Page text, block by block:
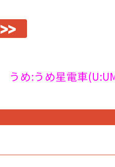
>>
うめ:うめ星電車